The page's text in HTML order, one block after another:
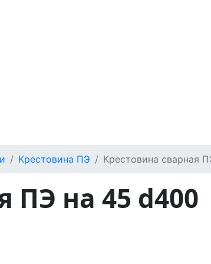
Крестовина ПЭ Крестовина сварная
ПЭ на 45 d400